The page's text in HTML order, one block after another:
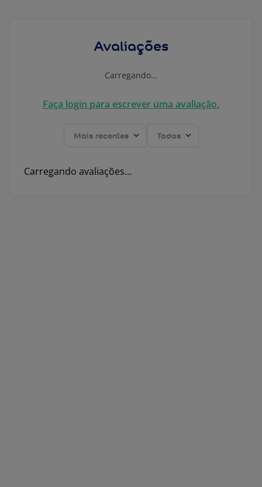
Avaliações
Carregando…
Faça login para escrever uma avaliação.
Mais recentes Todos
Carregando avaliações…